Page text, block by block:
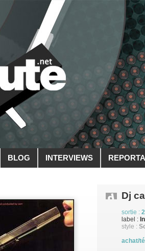
BLOG INTERVIEWS
Dj
sortie :
label :
style :
achat/